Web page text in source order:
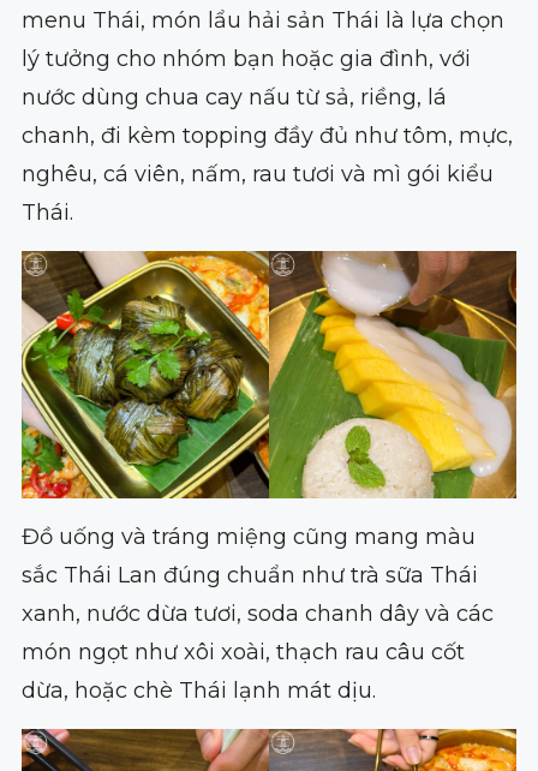
menu Thái, món lẩu hải sản Thái là lựa chọn
lý tưởng cho nhóm bạn hoặc gia đình, với
nước dùng chua cay nấu từ sả, riềng, lá
chanh, đi kèm topping đầy đủ như tôm, mực,
nghêu, cá viên, nấm, rau tươi và mì gói kiểu
Thái.
Đồ uống và tráng miệng cũng mang màu
sắc Thái Lan đúng chuẩn như trà sữa Thái
xanh, nước dừa tươi, soda chanh dây và các
món ngọt như xôi xoài, thạch rau câu cốt
dừa, hoặc chè Thái lạnh mát dịu.